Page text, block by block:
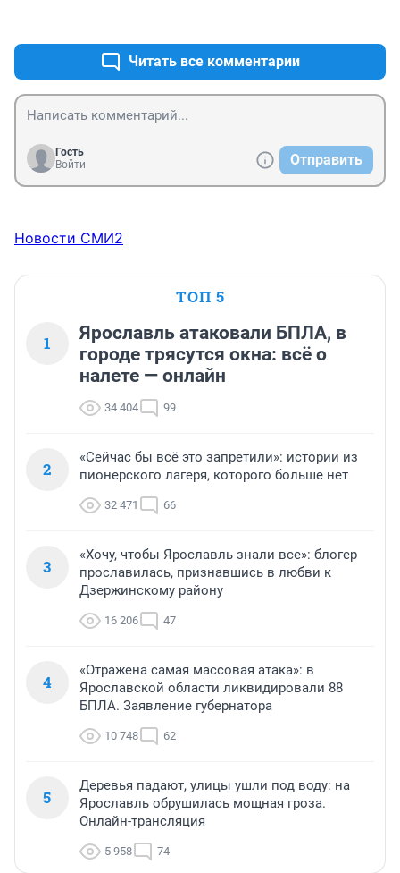
НАТО нас не победить!Читать все комментарии
Гость
Войти
Отправить
Новости СМИ2
ТОП 5
1
Ярославль атаковали БПЛА, в
городе трясутся окна: всё о
налете — онлайн
34 404 99
2
«Сейчас бы всё это запретили»: истории из
пионерского лагеря, которого больше нет
32 471 66
3
«Хочу, чтобы Ярославль знали все»: блогер
прославилась, признавшись в любви к
Дзержинскому району
16 206 47
4
«Отражена самая массовая атака»: в
Ярославской области ликвидировали 88
БПЛА. Заявление губернатора
10 748 62
5
Деревья падают, улицы ушли под воду: на
Ярославль обрушилась мощная гроза.
Онлайн-трансляция
5 958 74